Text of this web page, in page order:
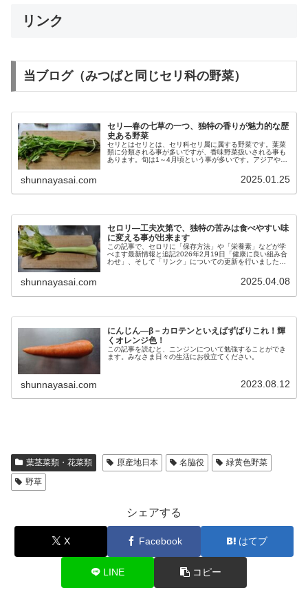
リンク
当ブログ（みつばと同じセリ科の野菜）
セリ―春の七草の一つ、独特の香りが魅力的な歴
史ある野菜
セリとはセリとは、セリ科セリ属に属する野菜です。葉菜
類に分類される事が多いですが、香味野菜扱いされる事も
あります。旬は1～4月頃という事が多いです。アジアやオ
shunnayasai.com 2025.01.25
セロリ―工夫次第で、独特の苦みは食べやすい味
に変える事が出来ます
この記事で、セロリに「保存方法」や「栄養素」などが学
べます最新情報と追記2026年2月19日「健康に良い組み合
わせ」、そして「リンク」についての更新を行いました。
shunnayasai.com 2025.04.08
にんじん―β－カロテンといえばずばりこれ！輝
くオレンジ色！
この記事を読むと、ニンジンについて勉強することができ
ます。みなさま日々の生活にお役立てください。
shunnayasai.com 2023.08.12
葉茎菜類・花菜類 原産地日本 名脇役
緑黄色野菜
野草
シェアする
X Facebook はてブ
LINE コピー